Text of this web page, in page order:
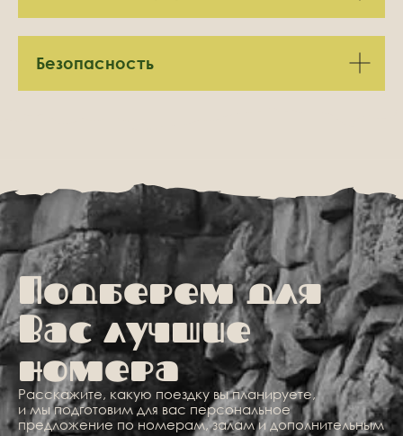
Безопасность
Адрес
Пионерская ул.10,
посёлок Аракуль